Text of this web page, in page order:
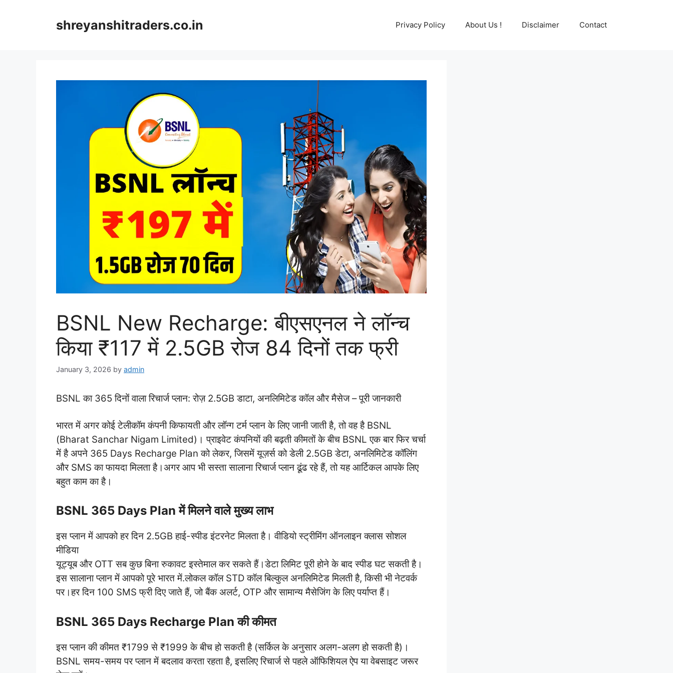
shreyanshitraders.co.in Privacy Policy About Us ! Disclaimer Contact
BSNL New Recharge: बीएसएनल ने लॉन्च
किया ₹117 में 2.5GB रोज 84 दिनों तक फ्री
January 3, 2026 by admin
BSNL का 365 दिनों वाला रिचार्ज प्लान: रोज़ 2.5GB डाटा, अनलिमिटेड कॉल और मैसेज – पूरी जानकारी
भारत में अगर कोई टेलीकॉम कंपनी किफायती और लॉन्ग टर्म प्लान के लिए जानी जाती है, तो वह है BSNL
(Bharat Sanchar Nigam Limited)। प्राइवेट कंपनियों की बढ़ती कीमतों के बीच BSNL एक बार फिर चर्चा
में है अपने 365 Days Recharge Plan को लेकर, जिसमें यूज़र्स को डेली 2.5GB डेटा, अनलिमिटेड कॉलिंग
और SMS का फायदा मिलता है।अगर आप भी सस्ता सालाना रिचार्ज प्लान ढूंढ रहे हैं, तो यह आर्टिकल आपके लिए
बहुत काम का है।
BSNL 365 Days Plan में मिलने वाले मुख्य लाभ
इस प्लान में आपको हर दिन 2.5GB हाई-स्पीड इंटरनेट मिलता है। वीडियो स्ट्रीमिंग ऑनलाइन क्लास सोशल
मीडिया
यूट्यूब और OTT सब कुछ बिना रुकावट इस्तेमाल कर सकते हैं।डेटा लिमिट पूरी होने के बाद स्पीड घट सकती है।
इस सालाना प्लान में आपको पूरे भारत में.लोकल कॉल STD कॉल बिल्कुल अनलिमिटेड मिलती है, किसी भी नेटवर्क
पर।हर दिन 100 SMS फ्री दिए जाते हैं, जो बैंक अलर्ट, OTP और सामान्य मैसेजिंग के लिए पर्याप्त हैं।
BSNL 365 Days Recharge Plan की कीमत
इस प्लान की कीमत ₹1799 से ₹1999 के बीच हो सकती है (सर्किल के अनुसार अलग-अलग हो सकती है)।
BSNL समय-समय पर प्लान में बदलाव करता रहता है, इसलिए रिचार्ज से पहले ऑफिशियल ऐप या वेबसाइट जरूर